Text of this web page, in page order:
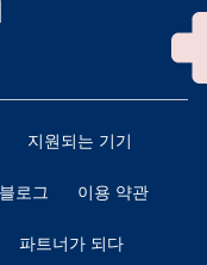
지원되는 기기
블로그 이용 약관
파트너가 되다